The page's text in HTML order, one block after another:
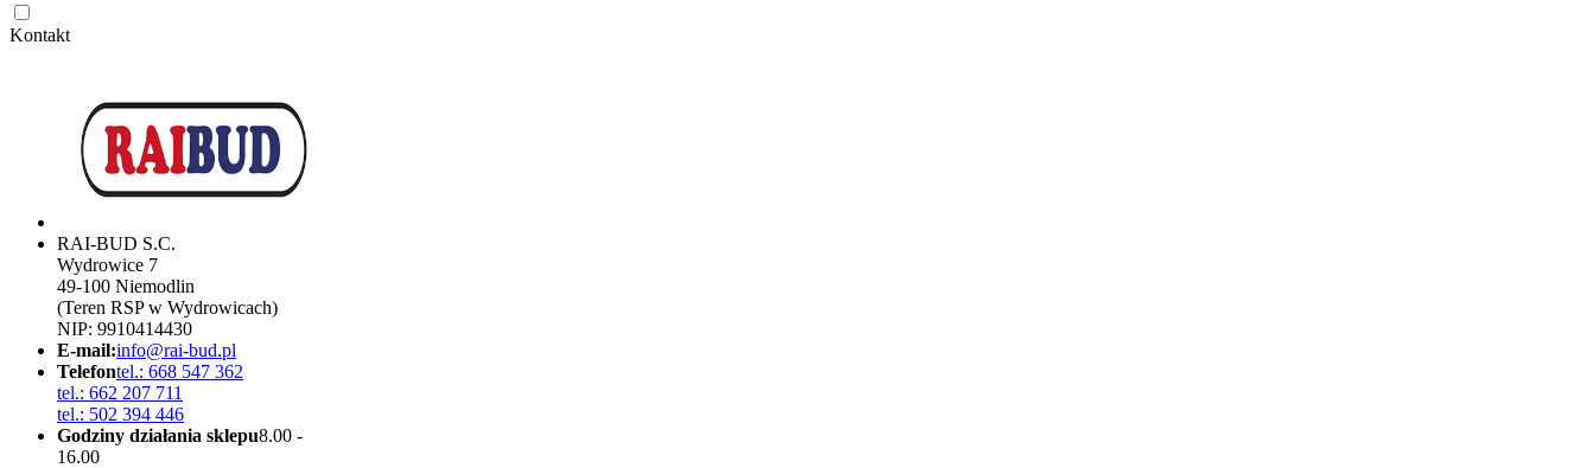
Kontakt
RAI-BUD S.C.
Wydrowice 7
49-100 Niemodlin
(Teren RSP w Wydrowicach)
NIP: 9910414430
E-mail:info@rai-bud.pl
Telefontel.: 668 547 362
tel.: 662 207 711
tel.: 502 394 446
Godziny działania sklepu8.00 -
16.00